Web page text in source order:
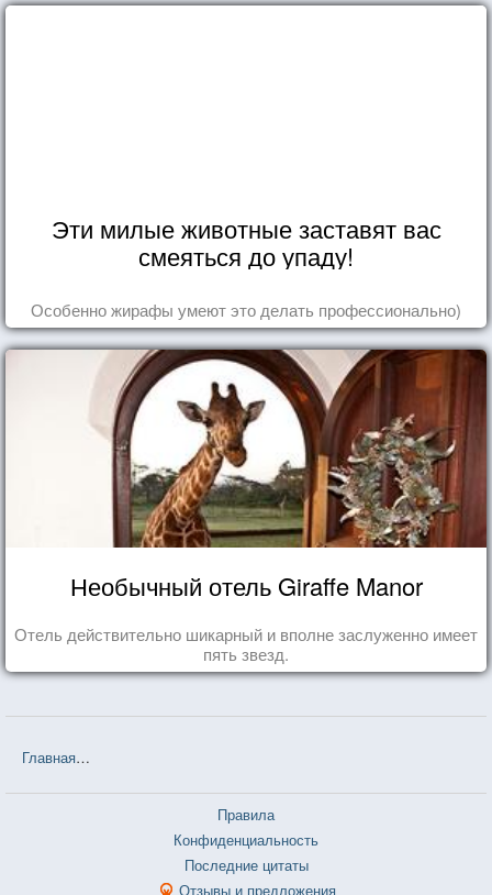
Эти милые животные заставят вас
смеяться до упаду!
Особенно жирафы умеют это делать профессионально)
Необычный отель Giraffe Manor
Отель действительно шикарный и вполне заслуженно имеет
пять звезд.
Главная
Правила
Конфиденциальность
Последние цитаты
Отзывы и предложения